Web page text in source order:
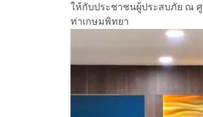
ให้กับประชาชนผู้ประสบภัย ณ ศู
ท่าเกษมพิทยา